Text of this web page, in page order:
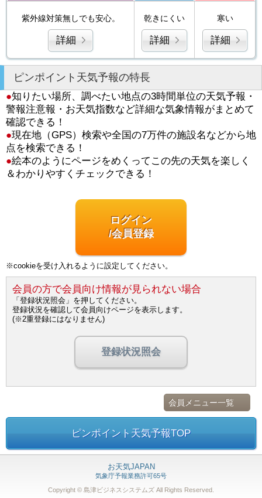
紫外線対策無しでも安心。
詳細
乾きにくい
詳細
寒い
詳細
ピンポイント天気予報の特長
●知りたい場所、調べたい地点の3時間単位の天気予報・
警報注意報・お天気指数など詳細な気象情報がまとめて
確認できる！
●現在地（GPS）検索や全国の7万件の施設名などから地
点を検索できる！
●絵本のようにページをめくってこの先の天気を楽しく
＆わかりやすくチェックできる！
ログイン
/会員登録
※cookieを受け入れるように設定してください。
会員の方で会員向け情報が見られない場合
「登録状況照会」を押してください。
登録状況を確認して会員向けページを表示します。
(※2重登録にはなりません)
登録状況照会
会員メニュー一覧
ピンポイント天気予報TOP
お天気JAPAN
気象庁予報業務許可65号
Copyright © 島津ビジネスシステムズ All Rights Reserved.